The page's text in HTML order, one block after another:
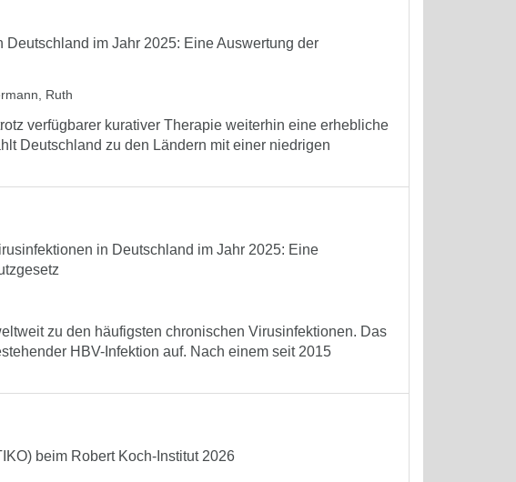
im Jahr 2025: Eine Auswertung der
Ruth
verfügbarer kurativer Therapie weiterhin eine erhebliche
Deutschland zu den Ländern mit einer niedrigen
in Deutschland im Jahr 2025: Eine
zu den häufigsten chronischen Virusinfektionen. Das
HBV-Infektion auf. Nach einem seit 2015
beim Robert Koch-Institut 2026